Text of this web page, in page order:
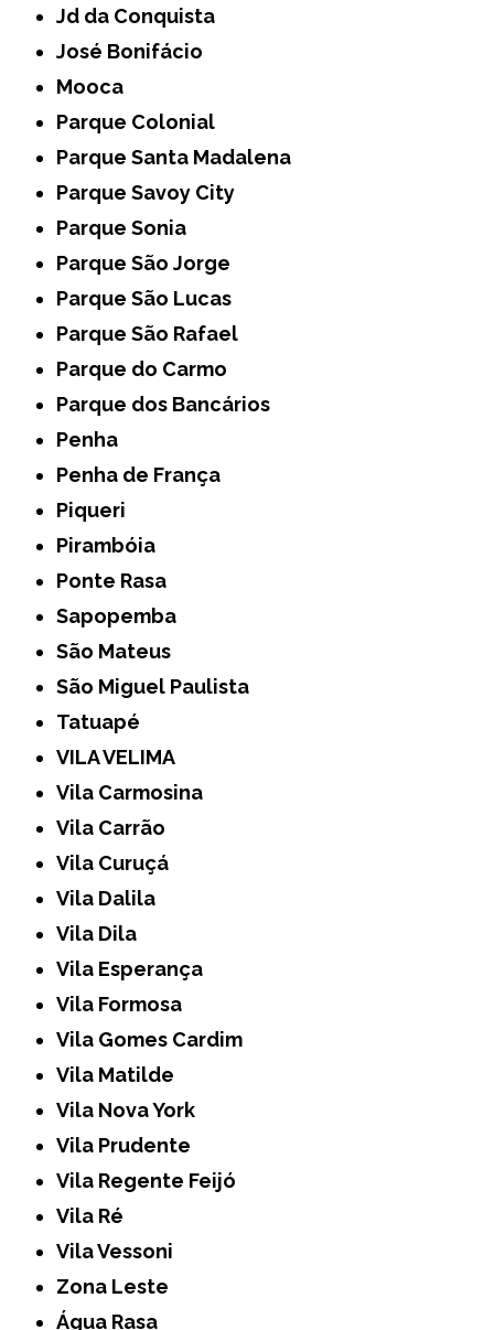
Jd da Conquista
José Bonifácio
Mooca
Parque Colonial
Parque Santa Madalena
Parque Savoy City
Parque Sonia
Parque São Jorge
Parque São Lucas
Parque São Rafael
Parque do Carmo
Parque dos Bancários
Penha
Penha de França
Piqueri
Pirambóia
Ponte Rasa
Sapopemba
São Mateus
São Miguel Paulista
Tatuapé
VILA VELIMA
Vila Carmosina
Vila Carrão
Vila Curuçá
Vila Dalila
Vila Dila
Vila Esperança
Vila Formosa
Vila Gomes Cardim
Vila Matilde
Vila Nova York
Vila Prudente
Vila Regente Feijó
Vila Ré
Vila Vessoni
Zona Leste
Água Rasa